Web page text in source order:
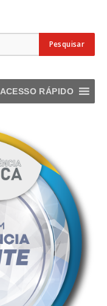
ACESSO RÁPIDO